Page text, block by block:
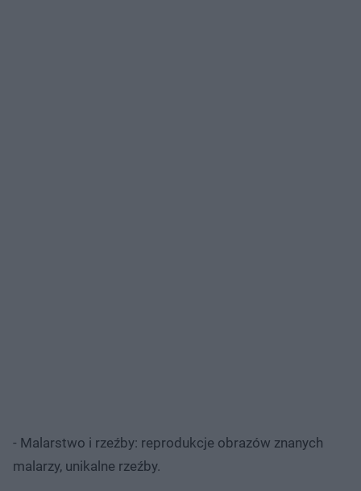
- Malarstwo i rzeźby: reprodukcje obrazów znanych
malarzy, unikalne rzeźby.